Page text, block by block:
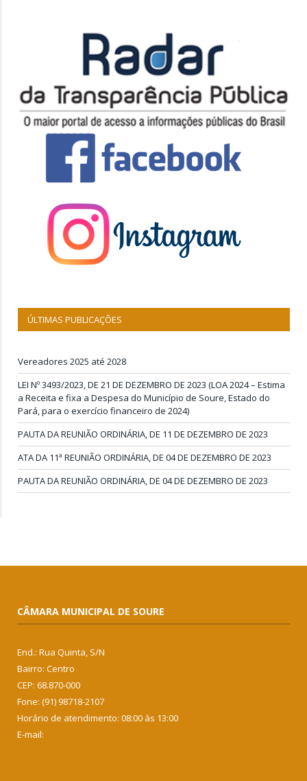
ÚLTIMAS PUBLICAÇÕES
Vereadores 2025 até 2028
LEI Nº 3493/2023, DE 21 DE DEZEMBRO DE 2023 (LOA 2024 – Estima
a Receita e fixa a Despesa do Município de Soure, Estado do
Pará, para o exercício financeiro de 2024)
PAUTA DA REUNIÃO ORDINÁRIA, DE 11 DE DEZEMBRO DE 2023
ATA DA 11ª REUNIÃO ORDINÁRIA, DE 04 DE DEZEMBRO DE 2023
PAUTA DA REUNIÃO ORDINÁRIA, DE 04 DE DEZEMBRO DE 2023
CÂMARA MUNICIPAL DE SOURE
End.: Rua Quinta, S/N
Bairro: Centro
CEP: 68.870-000
Fone: (91) 98718-2107
Horário de atendimento: 08:00 às 13:00
E-mail: